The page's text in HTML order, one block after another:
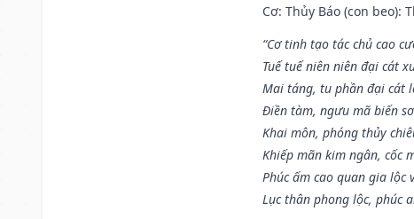
Cơ: Thủy Báo (con
“Cơ tinh tạo tác chủ cao
Tuế tuế niên niên đại cát
Mai táng, tu phần đại cát
Điền tàm, ngưu mã biến
Khai môn, phóng thủy
Khiếp mãn kim ngân, cốc
Phúc ấm cao quan gia lộc
Lục thân phong lộc, phúc